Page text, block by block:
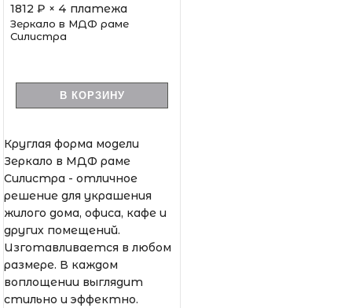
1812 ₽ × 4 платежа
Зеркало в МДФ раме
Силистра
В КОРЗИНУ
Круглая форма модели
Зеркало в МДФ раме
Силистра - отличное
решение для украшения
жилого дома, офиса, кафе и
других помещений.
Изготавливается в любом
размере. В каждом
воплощении выглядит
стильно и эффектно.